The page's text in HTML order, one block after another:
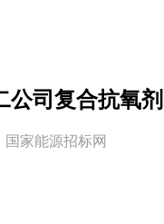
公司复合抗氧
国家能源招标网